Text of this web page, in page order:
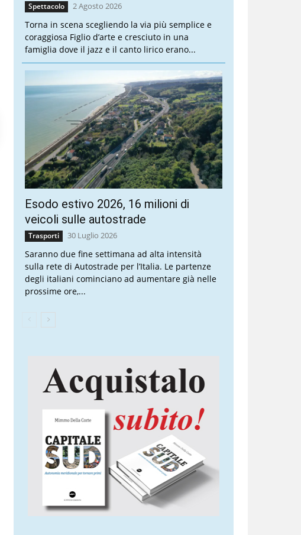
Spettacolo 2 Agosto 2026
Torna in scena scegliendo la via più semplice e
coraggiosa Figlio d’arte e cresciuto in una
famiglia dove il jazz e il canto lirico erano...
Esodo estivo 2026, 16 milioni di
veicoli sulle autostrade
Trasporti 30 Luglio 2026
Saranno due fine settimana ad alta intensità
sulla rete di Autostrade per l’Italia. Le partenze
degli italiani cominciano ad aumentare già nelle
prossime ore,...